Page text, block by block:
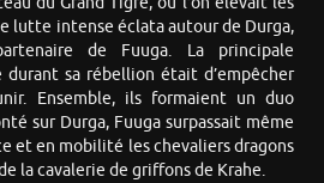
lutte intense éclata autour de Durga,
de Fuuga. La principale
durant sa rébellion était d’empêcher
Ensemble, ils formaient un duo
sur Durga, Fuuga surpassait même
et en mobilité les chevaliers dragons
la cavalerie de griffons de Krahe.